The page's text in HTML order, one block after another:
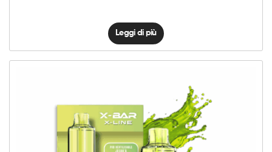
Leggi di più